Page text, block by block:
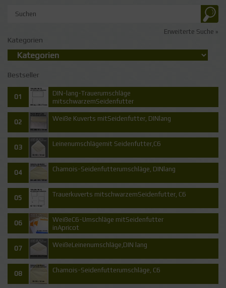
Erweiterte Suche »
Kategorien
Bestseller
01
DIN-lang-Trauerumschläge
mitschwarzemSeidenfutter
02 Weiße Kuverts mitSeidenfutter, DINlang
03 Leinenumschlägemit Seidenfutter,C6
04 Chamois-Seidenfutterumschläge, DINlang
05 Trauerkuverts mitschwarzemSeidenfutter, C6
06
WeißeC6-Umschläge mitSeidenfutter
inApricot
07 WeißeLeinenumschläge,DIN lang
08 Chamois-Seidenfutterumschläge, C6